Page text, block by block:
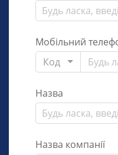
Мобільний
Код
Назва
Назва компанії